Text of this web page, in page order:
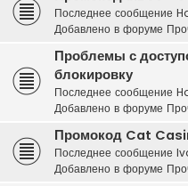
Последнее сообщение
Добавлено в форуме
Проблемы с
блокировку
Последнее сообщение
Добавлено в форуме
Промокод Cat
Последнее сообщение
Добавлено в форуме